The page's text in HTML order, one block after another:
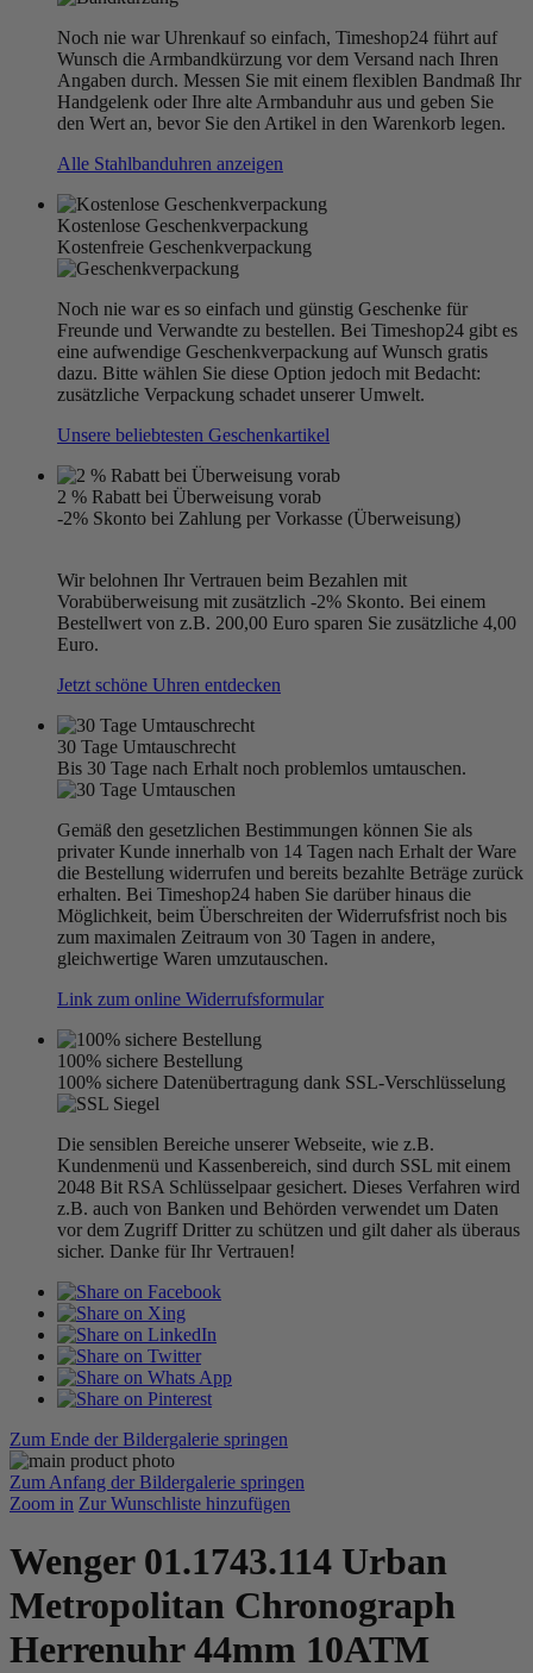
Noch nie war Uhrenkauf so einfach, Timeshop24 führt auf
Wunsch die Armbandkürzung vor dem Versand nach Ihren
Angaben durch. Messen Sie mit einem flexiblen Bandmaß Ihr
Handgelenk oder Ihre alte Armbanduhr aus und geben Sie
den Wert an, bevor Sie den Artikel in den Warenkorb legen.
Alle Stahlbanduhren anzeigen
Kostenlose Geschenkverpackung
Kostenfreie Geschenkverpackung
Noch nie war es so einfach und günstig Geschenke für
Freunde und Verwandte zu bestellen. Bei Timeshop24 gibt es
eine aufwendige Geschenkverpackung auf Wunsch gratis
dazu. Bitte wählen Sie diese Option jedoch mit Bedacht:
zusätzliche Verpackung schadet unserer Umwelt.
Unsere beliebtesten Geschenkartikel
2 % Rabatt bei Überweisung vorab
-2% Skonto bei Zahlung per Vorkasse (Überweisung)
Wir belohnen Ihr Vertrauen beim Bezahlen mit
Vorabüberweisung mit zusätzlich -2% Skonto. Bei einem
Bestellwert von z.B. 200,00 Euro sparen Sie zusätzliche 4,00
Euro.
Jetzt schöne Uhren entdecken
30 Tage Umtauschrecht
Bis 30 Tage nach Erhalt noch problemlos umtauschen.
Gemäß den gesetzlichen Bestimmungen können Sie als
privater Kunde innerhalb von 14 Tagen nach Erhalt der Ware
die Bestellung widerrufen und bereits bezahlte Beträge zurück
erhalten. Bei Timeshop24 haben Sie darüber hinaus die
Möglichkeit, beim Überschreiten der Widerrufsfrist noch bis
zum maximalen Zeitraum von 30 Tagen in andere,
gleichwertige Waren umzutauschen.
Link zum online Widerrufsformular
100% sichere Bestellung
100% sichere Datenübertragung dank SSL-Verschlüsselung
Die sensiblen Bereiche unserer Webseite, wie z.B.
Kundenmenü und Kassenbereich, sind durch SSL mit einem
2048 Bit RSA Schlüsselpaar gesichert. Dieses Verfahren wird
z.B. auch von Banken und Behörden verwendet um Daten
vor dem Zugriff Dritter zu schützen und gilt daher als überaus
sicher. Danke für Ihr Vertrauen!
Zum Ende der Bildergalerie springen
Zum Anfang der Bildergalerie springen
Zoom in Zur Wunschliste hinzufügen
Wenger 01.1743.114 Urban
Metropolitan Chronograph
Herrenuhr 44mm 10ATM